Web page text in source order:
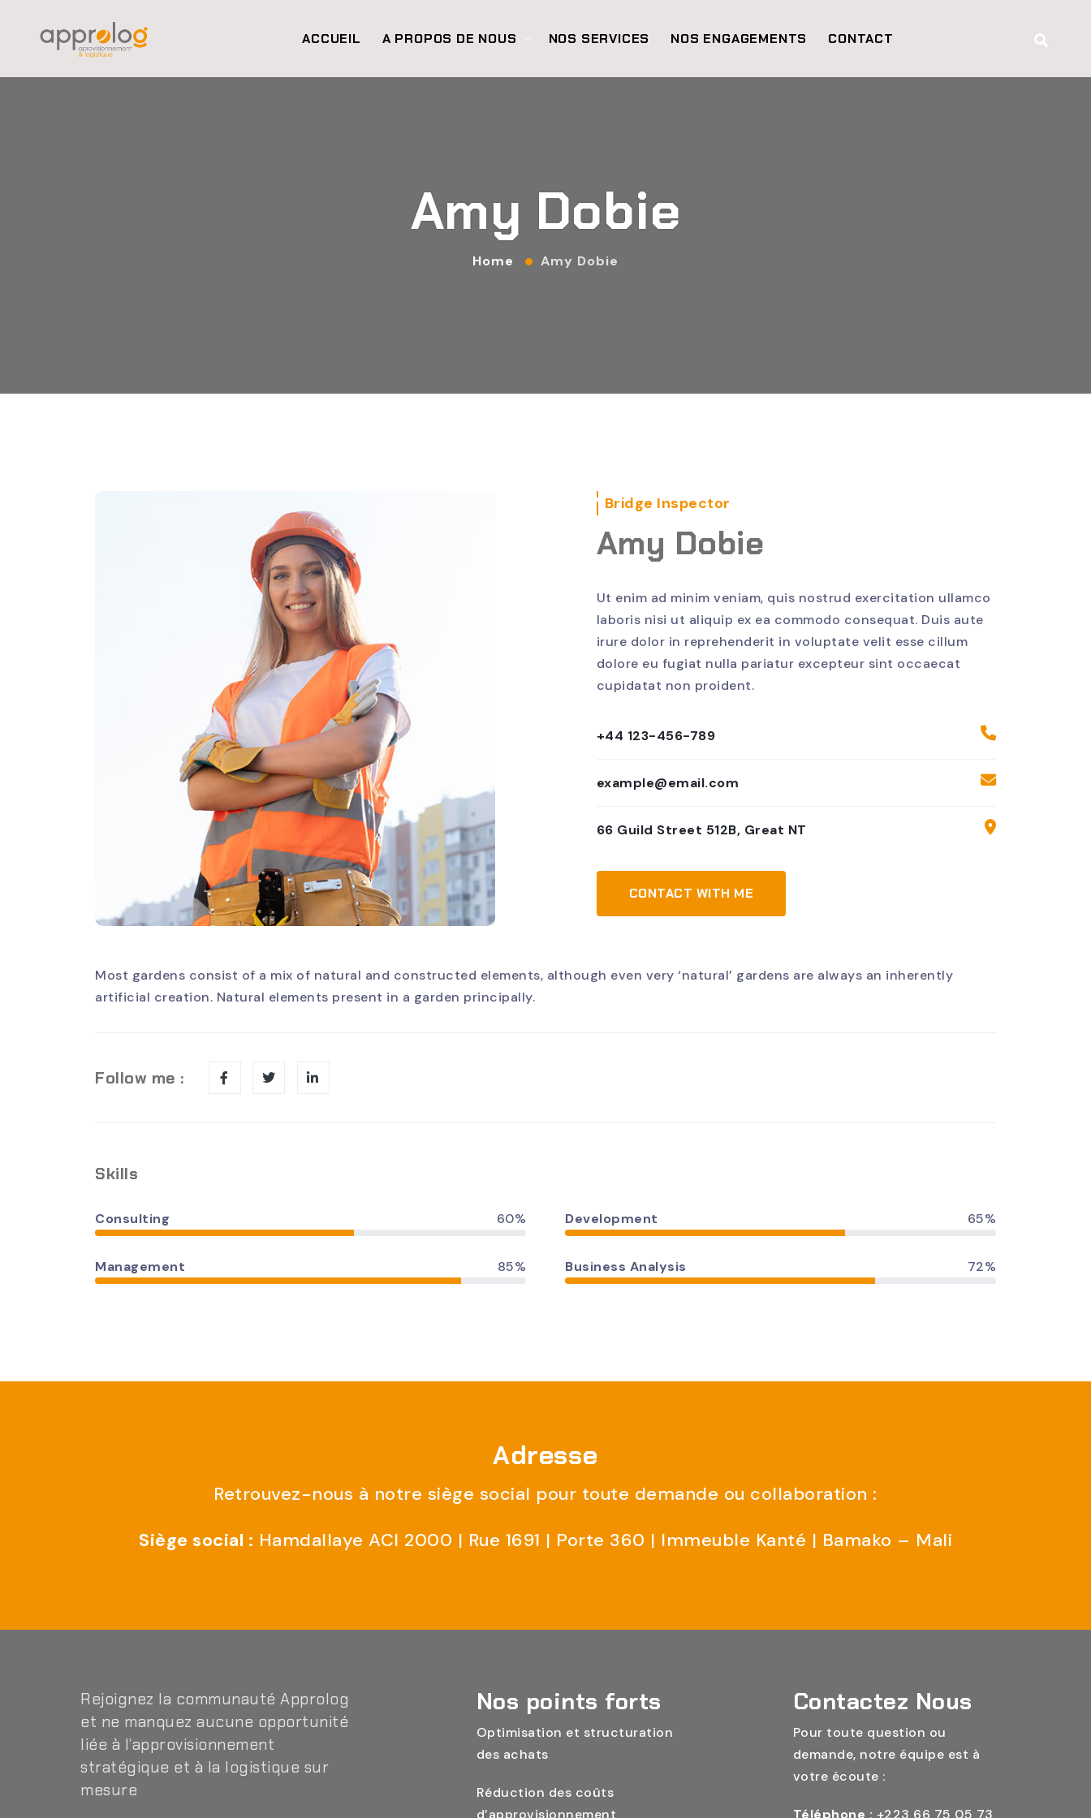
ACCUEIL A PROPOS DE NOUS NOS SERVICES NOS ENGAGEMENTS CONTACT
Amy Dobie
Home Amy Dobie
Bridge Inspector
Amy Dobie
Ut enim ad minim veniam, quis nostrud exercitation ullamco
laboris nisi ut aliquip ex ea commodo consequat. Duis aute
irure dolor in reprehenderit in voluptate velit esse cillum
dolore eu fugiat nulla pariatur excepteur sint occaecat
cupidatat non proident.
+44 123-456-789
example@email.com
66 Guild Street 512B, Great NT
CONTACT WITH ME
Most gardens consist of a mix of natural and constructed elements, although even very ‘natural’ gardens are always an inherently
artificial creation. Natural elements present in a garden principally.
Follow me :
Skills
Consulting 60%
Management 85%
Development 65%
Business Analysis 72%
Adresse
Retrouvez-nous à notre siège social pour toute demande ou collaboration :
Siège social : Hamdallaye ACI 2000 | Rue 1691 | Porte 360 | Immeuble Kanté | Bamako – Mali
Rejoignez la communauté Approlog
et ne manquez aucune opportunité
liée à l’approvisionnement
stratégique et à la logistique sur
mesure
Nos points forts
Optimisation et structuration
des achats
Réduction des coûts
d’approvisionnement
Contactez Nous
Pour toute question ou
demande, notre équipe est à
votre écoute :
Téléphone : +223 66 75 05 73